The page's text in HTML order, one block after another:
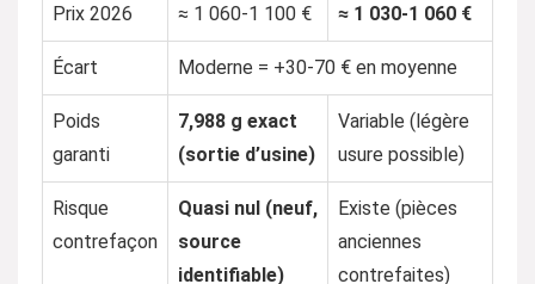
Prix 2026 ≈ 1 060-1 100 € ≈ 1 030-1 060 €
Écart Moderne = +30-70 € en moyenne
Poids
garanti
7,988 g exact
(sortie d’usine)
Variable (légère
usure possible)
Risque
contrefaçon
Quasi nul (neuf,
source
identifiable)
Existe (pièces
anciennes
contrefaites)